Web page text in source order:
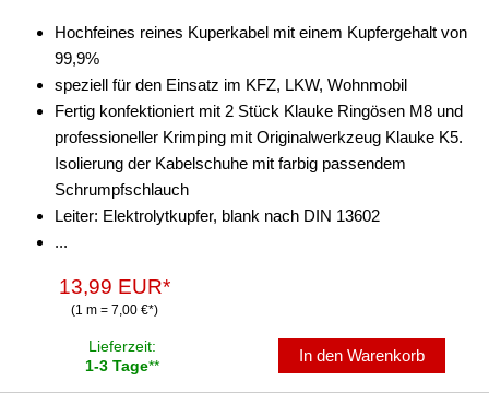
Hochfeines reines Kuperkabel mit einem Kupfergehalt von
99,9%
speziell für den Einsatz im KFZ, LKW, Wohnmobil
Fertig konfektioniert mit 2 Stück Klauke Ringösen M8 und
professioneller Krimping mit Originalwerkzeug Klauke K5.
Isolierung der Kabelschuhe mit farbig passendem
Schrumpfschlauch
Leiter: Elektrolytkupfer, blank nach DIN 13602
...
13,99 EUR*
(1 m = 7,00 €*)
Lieferzeit:
1-3 Tage**
In den Warenkorb